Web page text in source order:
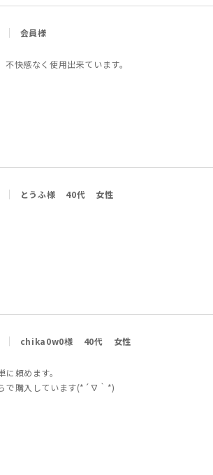
会員様
快感なく使用出来ています。
とうふ様 40代 女性
chika0w0様 40代 女性
頼めます。
で購入しています(*´∇｀*)